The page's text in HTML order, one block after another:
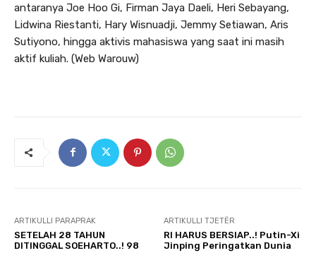
antaranya Joe Hoo Gi, Firman Jaya Daeli, Heri Sebayang,
Lidwina Riestanti, Hary Wisnuadji, Jemmy Setiawan, Aris
Sutiyono, hingga aktivis mahasiswa yang saat ini masih
aktif kuliah. (Web Warouw)
ARTIKULLI PARAPRAK
SETELAH 28 TAHUN
DITINGGAL SOEHARTO..! 98
ARTIKULLI TJETËR
RI HARUS BERSIAP..! Putin-Xi
Jinping Peringatkan Dunia